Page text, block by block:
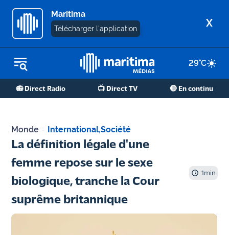
Maritima
Télécharger l'application X
29°C
📻 Direct Radio 📺 Direct TV 🔴 En continu
REPLAY RADIO
REPLAY TV
Martigues
de Berre
Marseille
- Aix
Monde - International,Société
La définition légale d'une
femme repose sur le sexe
biologique, tranche la Cour
suprême britannique
1min